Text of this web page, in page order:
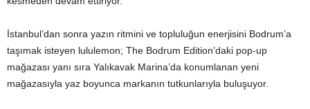
İstanbul’dan sonra yazın ritmini ve topluluğun enerjisini Bodrum’a
taşımak isteyen lululemon; The Bodrum Edition’daki pop-up
mağazası yanı sıra Yalıkavak Marina’da konumlanan yeni
mağazasıyla yaz boyunca markanın tutkunlarıyla buluşuyor.